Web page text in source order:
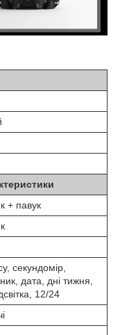
+ павук
секундомір,
дата, дні тижня,
12/24